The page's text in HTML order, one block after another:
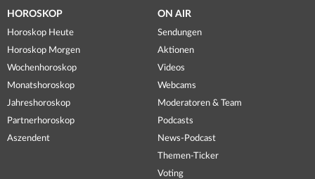
HOROSKOP
Horoskop Heute
Horoskop Morgen
Wochenhoroskop
Monatshoroskop
Jahreshoroskop
Partnerhoroskop
Aszendent
ON AIR
Sendungen
Aktionen
Videos
Webcams
Moderatoren & Team
Podcasts
News-Podcast
Themen-Ticker
Voting